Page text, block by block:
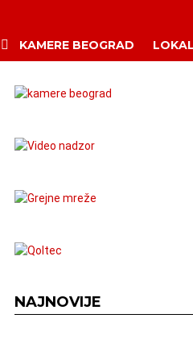
KAMERE BEOGRAD
NAJNOVIJE